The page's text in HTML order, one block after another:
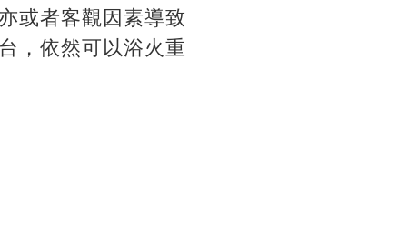
或者客觀因素導致
，依然可以浴火重